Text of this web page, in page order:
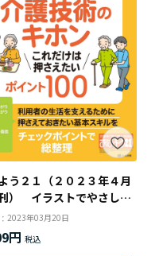
う２１（２０２３年４月
） イラストでやさしく
る介護技術のキホン こ
は押さえたいポイント１
2023年03月20日
円